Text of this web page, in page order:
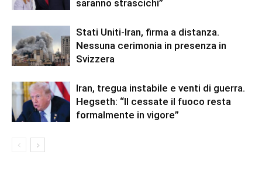
saranno strascichi”
Stati Uniti-Iran, firma a distanza.
Nessuna cerimonia in presenza in
Svizzera
Iran, tregua instabile e venti di guerra.
Hegseth: “Il cessate il fuoco resta
formalmente in vigore”